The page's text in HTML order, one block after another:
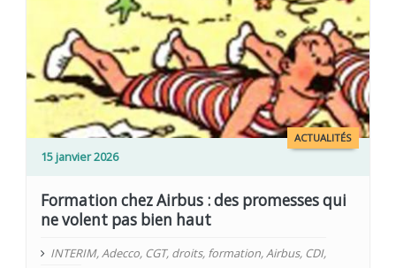
ACTUALITÉS
15 janvier 2026
Formation chez Airbus : des promesses qui
ne volent pas bien haut
INTERIM,Adecco, CGT, droits, formation,Airbus, CDI,